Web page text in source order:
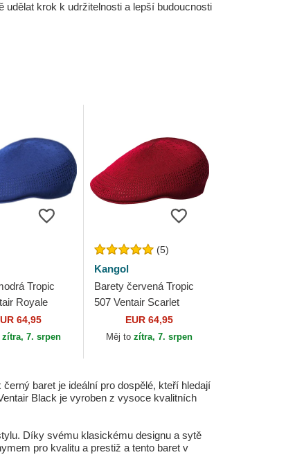
krok k udržitelnosti a lepší budoucnosti
Tropic
Royale
64,95
zítra, 7. srpen
(5)
Kangol
Barety červená Tropic
507 Ventair Scarlet
EUR 64,95
Měj tozítra, 7. srpen
baret je ideální pro dospělé, kteří hledají
Black je vyroben z vysoce kvalitních
Díky svému klasickému designu a sytě
pro kvalitu a prestiž a tento baret v